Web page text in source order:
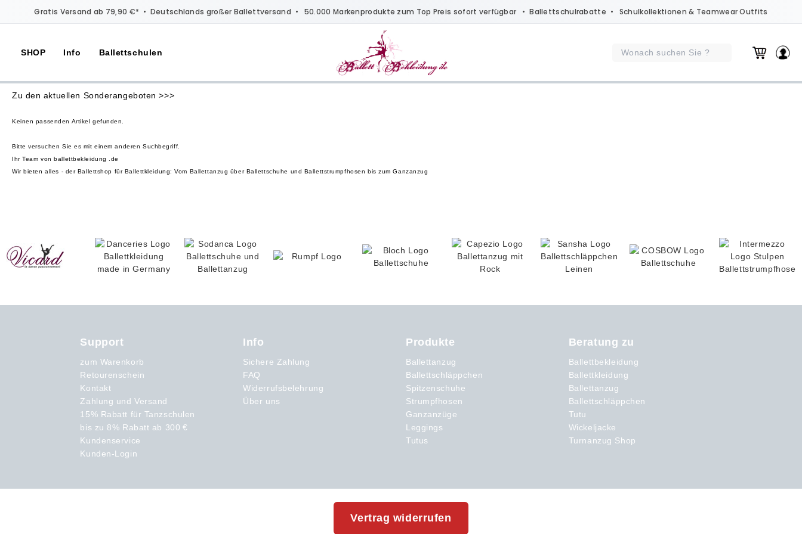
Gratis Versand ab 79,90 €* • Deutschlands großer Ballettversand • 50.000 Markenprodukte zum Top Preis sofort verfügbar •Ballettschulrabatte • Schulkollektionen & Teamwear Outfits
SHOP Info Ballettschulen
Zu den aktuellen Sonderangeboten >>>
Keinen passenden Artikel gefunden.
Bitte versuchen Sie es mit einem anderen Suchbegriff.
Ihr Team von ballettbekleidung .de
Wir bieten alles - der Ballettshop für Ballettkleidung: Vom Ballettanzug über Ballettschuhe und Ballettstrumpfhosen bis zum Ganzanzug
Support
zum Warenkorb
Retourenschein
Kontakt
Zahlung und Versand
15% Rabatt für Tanzschulen
bis zu 8% Rabatt ab 300 €
Kundenservice
Kunden-Login
Info
Sichere Zahlung
FAQ
Widerrufsbelehrung
Über uns
Produkte
Ballettanzug
Ballettschläppchen
Spitzenschuhe
Strumpfhosen
Ganzanzüge
Leggings
Tutus
Beratung zu
Ballettbekleidung
Ballettkleidung
Ballettanzug
Ballettschläppchen
Tutu
Wickeljacke
Turnanzug Shop
Vertrag widerrufen